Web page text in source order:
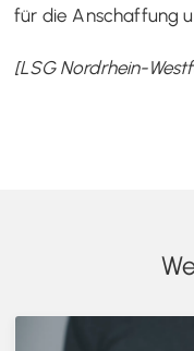
für die Anschaffung
[LSG Nordrhein-